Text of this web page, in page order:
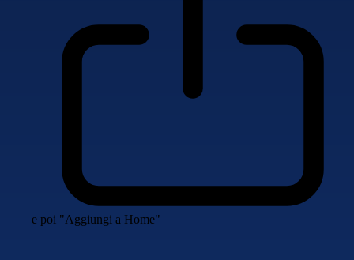
e poi "Aggiungi a Home"